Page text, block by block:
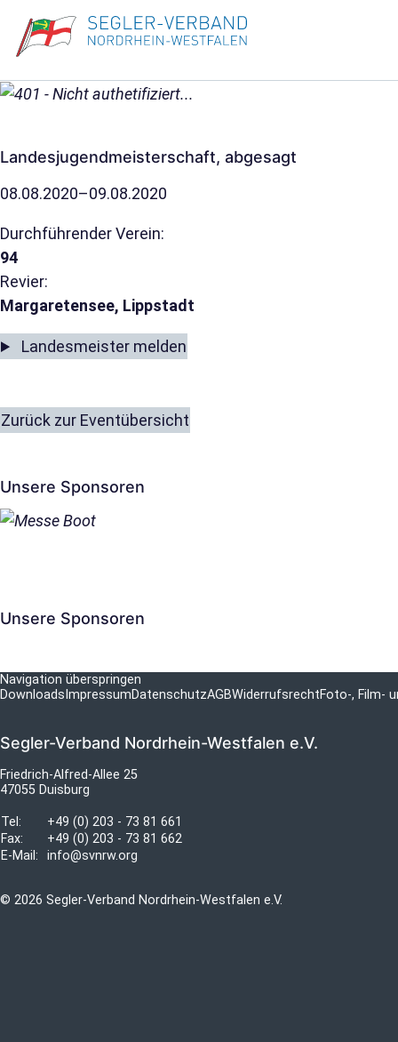
Landesjugendmeisterschaft, abgesagt
08.08.2020–09.08.2020
Durchführender Verein:
94
Revier:
Margaretensee, Lippstadt
Landesmeister melden
Zurück zur Eventübersicht
Unsere Sponsoren
Unsere Sponsoren
Navigation überspringen
Downloads ImpressumDatenschutzAGBWiderrufsrechtFoto-, Film-
Segler-Verband Nordrhein-Westfalen e.V.
Friedrich-Alfred-Allee 25
47055 Duisburg
Tel:
+49 (0) 203 - 73 81 661
Fax:
+49 (0) 203 - 73 81 662
E-Mail:
info@svnrw.org
© 2026 Segler-Verband Nordrhein-Westfalen e.V.